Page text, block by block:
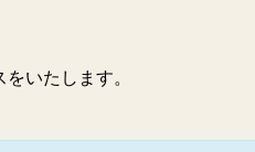
いたします。